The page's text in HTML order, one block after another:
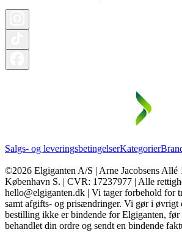
Salgs- og leveringsbetingelserKategorier
©2026 Elgiganten A/S | Arne Jacobsens Allé
København S. | CVR: 17237977 | Alle
hello@elgiganten.dk | Vi tager forbehold for
samt afgifts- og prisændringer. Vi gør i øvrigt
bestilling ikke er bindende for Elgiganten, før
behandlet din ordre og sendt en bindende